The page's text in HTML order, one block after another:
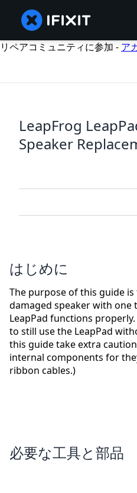
リペアコミュニティに参加 - ア
LeapFrog
Speaker
はじめに
The purpose of this guide
damaged speaker with
LeapPad functions
to still use the LeapPad
this guide take extra
internal components for
ribbon cables.)
必要な工具と部品